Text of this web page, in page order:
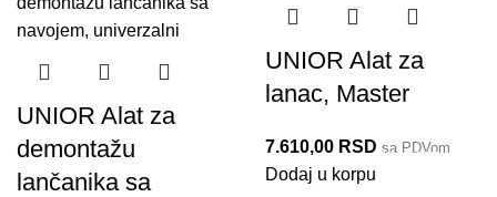
UNIOR Alat za
demontažu
lančanika sa
UNIOR Alat za
lanac, Master
7.610,00 RSD sa PDVom
Dodaj u korpu
1647/2BBI-US